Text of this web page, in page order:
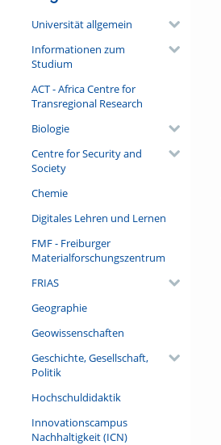
Universität allgemein
Informationen zum
Studium
ACT - Africa Centre for
Transregional Research
Biologie
Centre for Security and
Society
Chemie
Digitales Lehren und Lernen
FMF - Freiburger
Materialforschungszentrum
FRIAS
Geographie
Geowissenschaften
Geschichte, Gesellschaft,
Politik
Hochschuldidaktik
Innovationscampus
Nachhaltigkeit (ICN)